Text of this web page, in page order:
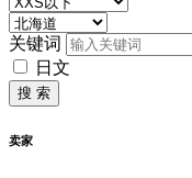
关键词
日文
搜 索
卖家